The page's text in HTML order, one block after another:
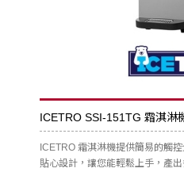
ICETRO SSI-151TG 霜淇淋
ICETRO 霜淇淋機提供簡易的觸
貼心設計，讓您能輕鬆上手，產